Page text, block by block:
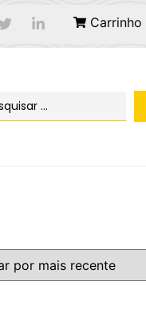
Carrinho